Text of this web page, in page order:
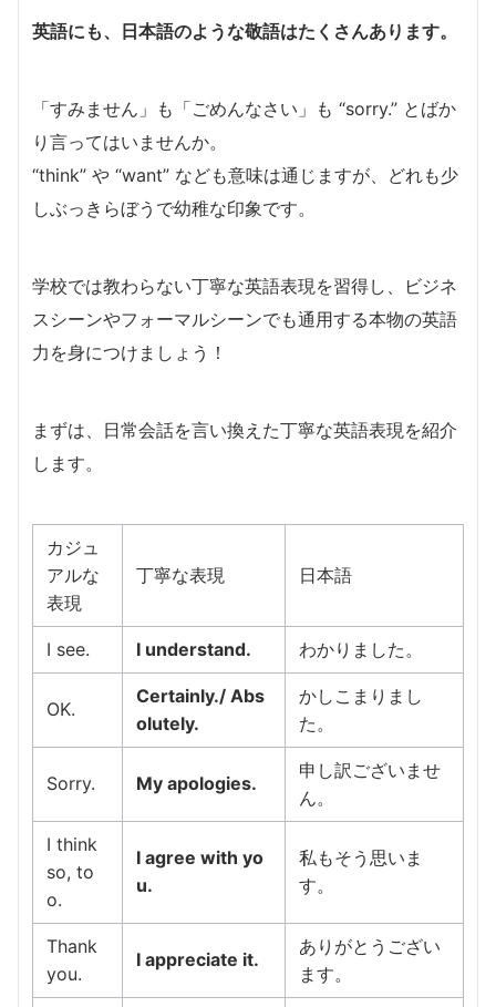
英語にも、日本語のような敬語はたくさんあります。
「すみません」も「ごめんなさい」も “sorry.” とばか
り言ってはいませんか。
“think” や “want” なども意味は通じますが、どれも少
しぶっきらぼうで幼稚な印象です。
学校では教わらない丁寧な英語表現を習得し、ビジネ
スシーンやフォーマルシーンでも通用する本物の英語
力を身につけましょう！
まずは、日常会話を言い換えた丁寧な英語表現を紹介
します。
カジュ
アルな
表現
丁寧な表現 日本語
I see. I understand. わかりました。
OK.
Certainly./ Abs
olutely.
かしこまりまし
た。
Sorry. My apologies.
申し訳ございませ
ん。
I think
so, to
o.
I agree with yo
u.
私もそう思いま
す。
Thank
you.
I appreciate it.
ありがとうござい
ます。